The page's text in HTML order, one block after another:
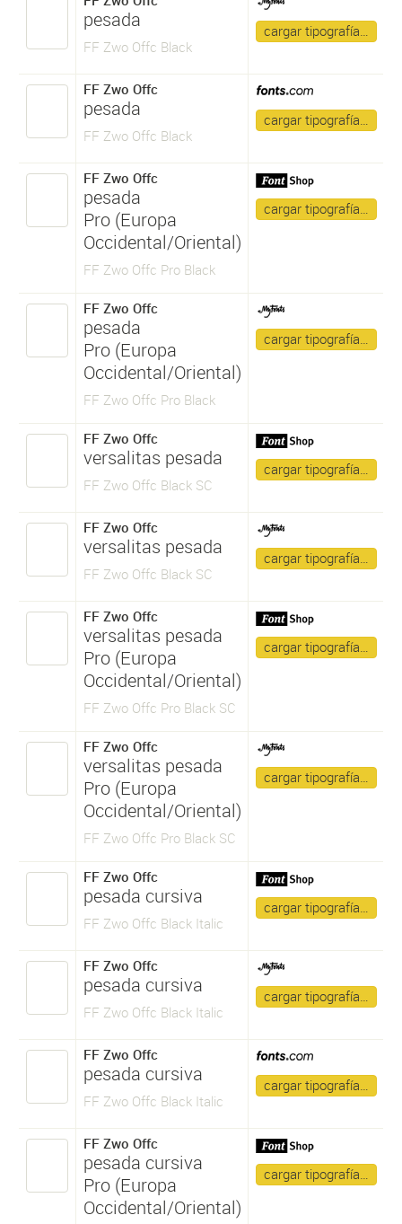
pesada
FF Zwo Offc Black
cargar tipografía…
FF Zwo Offc
pesada
FF Zwo Offc Black
cargar tipografía…
FF Zwo Offc
pesada
Pro (Europa
Occidental/Oriental)
FF Zwo Offc Pro Black
cargar tipografía…
FF Zwo Offc
pesada
Pro (Europa
Occidental/Oriental)
FF Zwo Offc Pro Black
cargar tipografía…
FF Zwo Offc
versalitas pesada
FF Zwo Offc Black SC
cargar tipografía…
FF Zwo Offc
versalitas pesada
FF Zwo Offc Black SC
cargar tipografía…
FF Zwo Offc
versalitas pesada
Pro (Europa
Occidental/Oriental)
FF Zwo Offc Pro Black SC
cargar tipografía…
FF Zwo Offc
versalitas pesada
Pro (Europa
Occidental/Oriental)
FF Zwo Offc Pro Black SC
cargar tipografía…
FF Zwo Offc
pesada cursiva
FF Zwo Offc Black Italic
cargar tipografía…
FF Zwo Offc
pesada cursiva
FF Zwo Offc Black Italic
cargar tipografía…
FF Zwo Offc
pesada cursiva
FF Zwo Offc Black Italic
cargar tipografía…
FF Zwo Offc
pesada cursiva
Pro (Europa
Occidental/Oriental)
cargar tipografía…